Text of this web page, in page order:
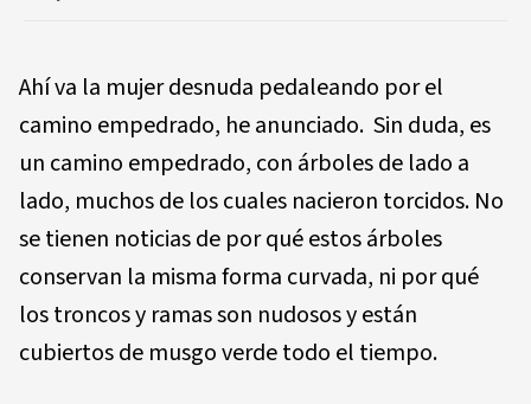
Ahí va la mujer desnuda pedaleando por el
camino empedrado, he anunciado. Sin duda, es
un camino empedrado, con árboles de lado a
lado, muchos de los cuales nacieron torcidos. No
se tienen noticias de por qué estos árboles
conservan la misma forma curvada, ni por qué
los troncos y ramas son nudosos y están
cubiertos de musgo verde todo el tiempo.